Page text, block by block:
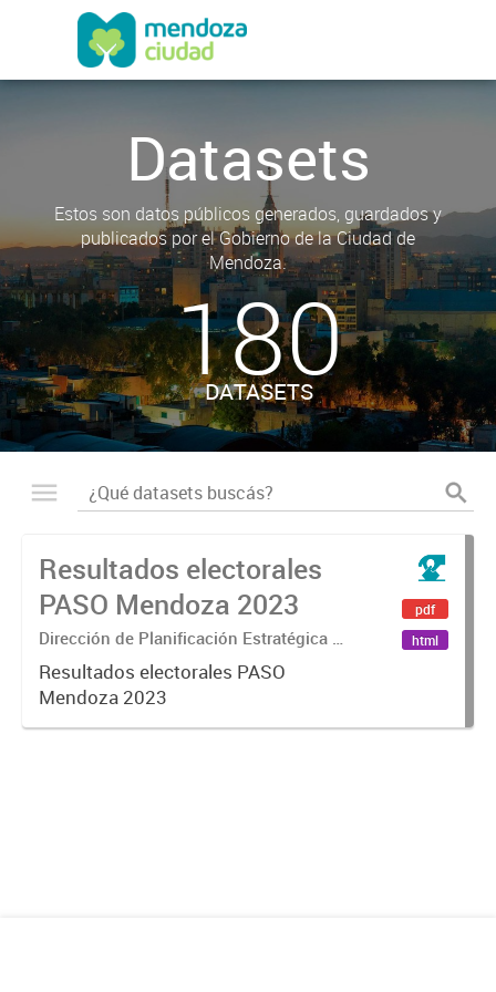
Datasets
Estos son datos públicos generados, guardados y
publicados por el Gobierno de la Ciudad de
Mendoza.
180
DATASETS
Resultados electorales
PASO Mendoza 2023
Dirección de Planificación Estratégica y
Gobierno Abierto
Resultados electorales PASO
Mendoza 2023
pdf
html